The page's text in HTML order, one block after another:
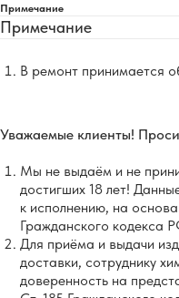
Примечание
Примечание
В ремонт принимается
Уважаемые клиенты!
Мы не выдаём и не
достигших 18 лет!
к исполнению, на
Гражданского кодекса
Для приёма и выдачи
доставки, сотруднику
доверенность на